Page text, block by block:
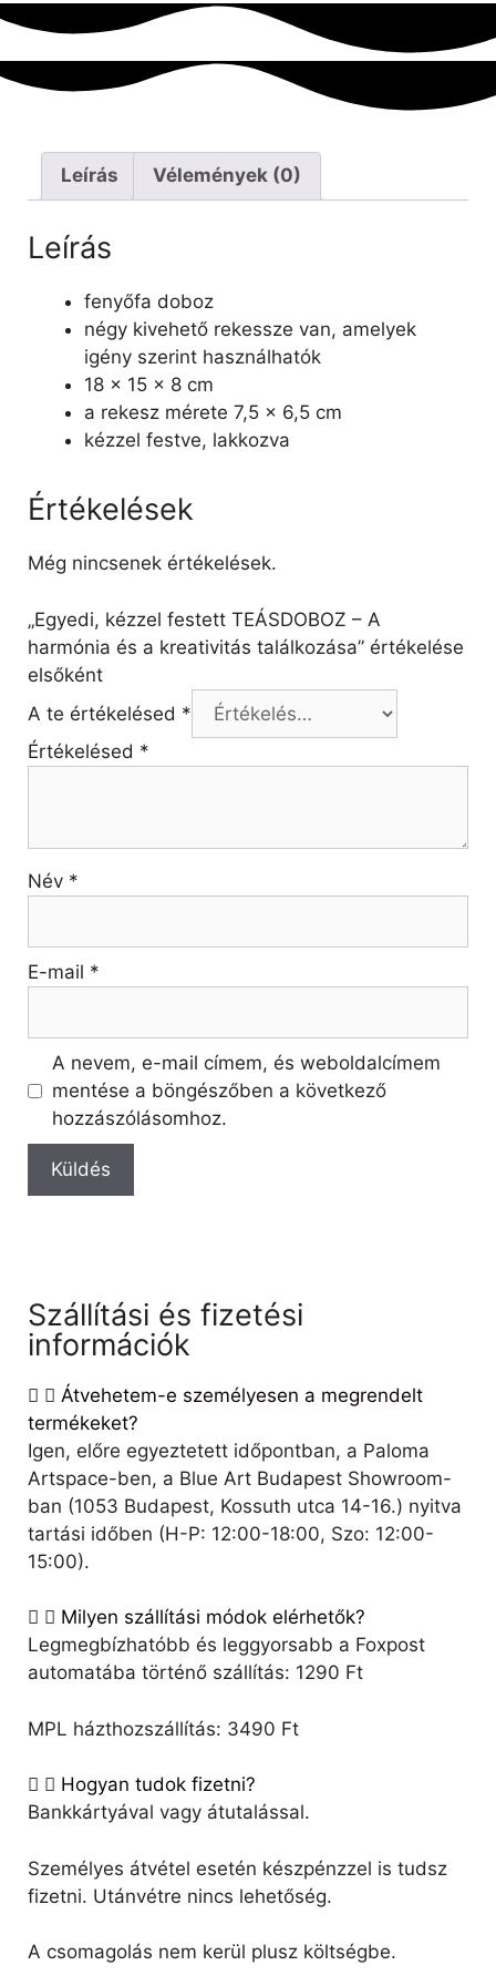
Leírás Vélemények (0)
Leírás
fenyőfa doboz
négy kivehető rekessze van, amelyek
igény szerint használhatók
18 x 15 x 8 cm
a rekesz mérete 7,5 x 6,5 cm
kézzel festve, lakkozva
Értékelések
Még nincsenek értékelések.
„Egyedi, kézzel festett TEÁSDOBOZ – A
harmónia és a kreativitás találkozása” értékelése
elsőként
A te értékelésed *
Értékelésed *
Név *
E-mail *
A nevem, e-mail címem, és weboldalcímem
mentése a böngészőben a következő
hozzászólásomhoz.
Szállítási és fizetési
információk
Átvehetem-e személyesen a megrendelt
termékeket?
Igen, előre egyeztetett időpontban, a Paloma
Artspace-ben, a Blue Art Budapest Showroom-
ban (1053 Budapest, Kossuth utca 14-16.) nyitva
tartási időben (H-P: 12:00-18:00, Szo: 12:00-
15:00).
Milyen szállítási módok elérhetők?
Legmegbízhatóbb és leggyorsabb a Foxpost
automatába történő szállítás: 1290 Ft
MPL házthozszállítás: 3490 Ft
Hogyan tudok fizetni?
Bankkártyával vagy átutalással.
Személyes átvétel esetén készpénzzel is tudsz
fizetni. Utánvétre nincs lehetőség.
A csomagolás nem kerül plusz költségbe.